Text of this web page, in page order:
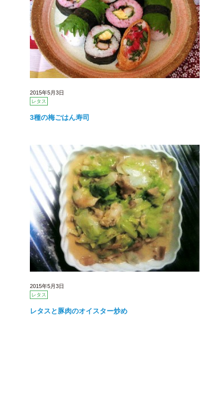
2015年5月3日
レタス
3種の梅ごはん寿司
2015年5月3日
レタス
レタスと豚肉のオイスター炒め